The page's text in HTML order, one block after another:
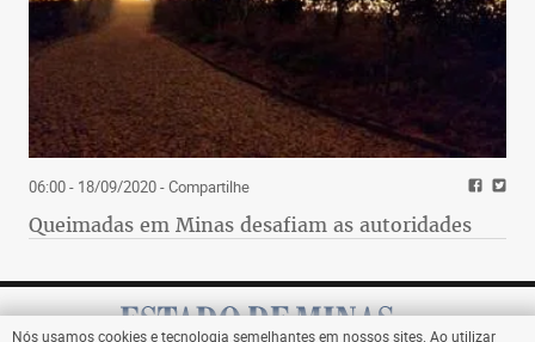
06:00 - 18/09/2020- Compartilhe
Queimadas em Minas desafiam as autoridades
Nós usamos cookies e tecnologia semelhantes em nossos sites. Ao utilizar